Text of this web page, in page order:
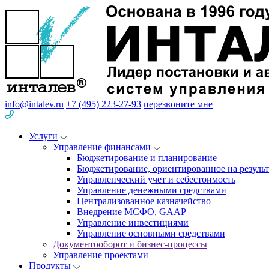
info@intalev.ru +7 (495) 223-27-93 перезвоните мне
Услуги
Управление финансами
Бюджетирование и планирование
Бюджетирование, ориентированное на
Управленческий учет и себестоимость
Управление денежными средствами
Централизованное казначейство
Внедрение МСФО, GAAP
Управление инвестициями
Управление основными средствами
Документооборот и бизнес-процессы
Управление проектами
Продукты